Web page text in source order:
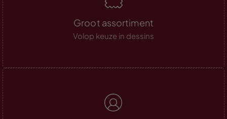
Groot assortiment
Volop keuze in dessins